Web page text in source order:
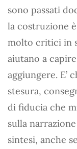
sono passati
la costruzione
molto critici in
aiutano a
aggiungere. E’
stesura,
di fiducia che
sulla
sintesi, anche